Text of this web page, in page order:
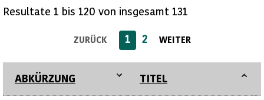
Resultate 1 bis 120 von insgesamt 131
ZURÜCK 1 2 WEITER
ABKÜRZUNG TITEL